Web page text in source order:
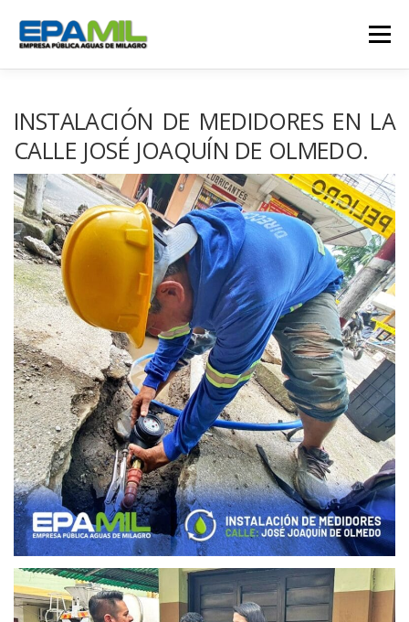
contenido
Menú
TRANSPARENCIA RENDICIÓN DE CUENTAS
GESTIÓN OPERATIVA CAMPAÑAS
TRABAJA CON NOSOTROS SERVICIOS
INSTALACIÓN DE MEDIDORES EN LA
CALLE JOSÉ JOAQUÍN DE OLMEDO.